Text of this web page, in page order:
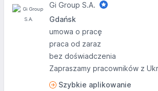
Gi Group S.A.
Gdańsk
umowa o pracę
praca od zaraz
bez doświadczenia
Zapraszamy pracowników z
Szybkie aplikowanie